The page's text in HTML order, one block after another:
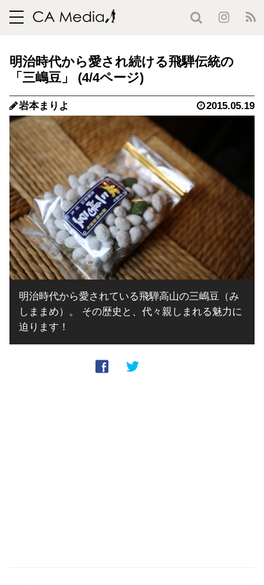
toggle
明治時代から愛され続ける飛騨伝統の
「三嶋豆」 (4/4ページ)
岩本まりよ 2015.05.19
明治時代から愛されている飛騨高山の三嶋豆（み
しままめ）。 その歴史と、代々親しまれる魅力に
迫ります！